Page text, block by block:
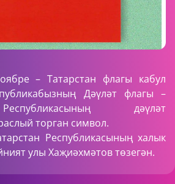
– Татарстан флагы кабул
Дәүләт флагы –
дәүләт
торган символ.
Республикасының халык
улы Хаҗиәхмәтов төзегән.